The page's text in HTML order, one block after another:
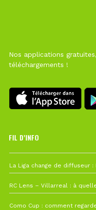
Nos applications
téléchargements !
FIL D’INFO